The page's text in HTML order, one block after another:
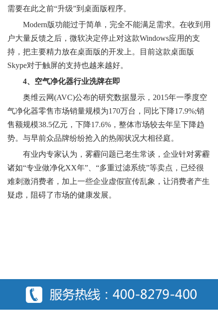
需要在此之前“升级”到桌面版程序。
Modern版功能过于简单，完全不能满足需求。在收到用
户大量反馈之后，微软决定停止对这款Windows应用的支
持，把主要精力放在桌面版的开发上。目前这款桌面版
Skype对于触屏的支持也越来越好。
4、空气净化器行业洗牌在即
奥维云网(AVC)公布的研究数据显示，2015年一季度空
气净化器零售市场销量规模为170万台，同比下降17.9%;销
售额规模38.5亿元，下降17.6%，整体市场较去年呈下降趋
势。与早前众品牌纷纷抢入的热闹状况大相径庭。
有业内专家认为，雾霾问题已老生常谈，企业针对雾霾
诸如“专业做净化XX年”、“多重过滤系统”等卖点，已经很
难刺激消费者，加上一些企业虚假宣传乱象，让消费者产生
疑虑，阻碍了市场的健康发展。